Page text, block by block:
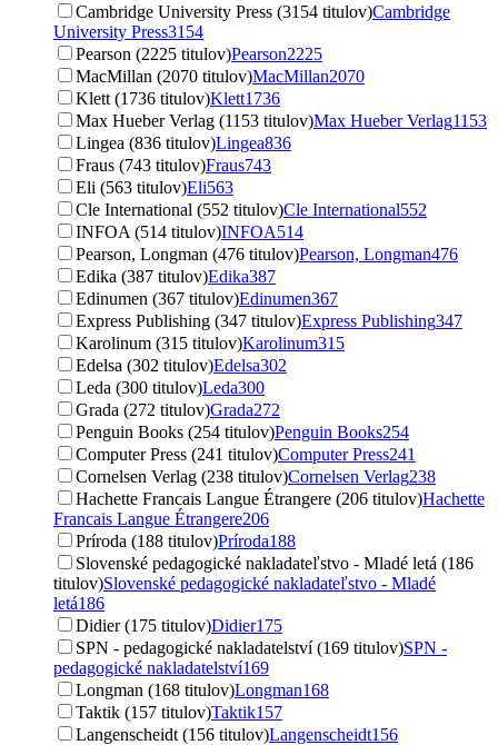
Cambridge University Press (3154 titulov)Cambridge
University Press3154
Pearson (2225 titulov)Pearson2225
MacMillan (2070 titulov)MacMillan2070
Klett (1736 titulov)Klett1736
Max Hueber Verlag (1153 titulov)Max Hueber Verlag1153
Lingea (836 titulov)Lingea836
Fraus (743 titulov)Fraus743
Eli (563 titulov)Eli563
Cle International (552 titulov)Cle International552
INFOA (514 titulov)INFOA514
Pearson, Longman (476 titulov)Pearson, Longman476
Edika (387 titulov)Edika387
Edinumen (367 titulov)Edinumen367
Express Publishing (347 titulov)Express Publishing347
Karolinum (315 titulov)Karolinum315
Edelsa (302 titulov)Edelsa302
Leda (300 titulov)Leda300
Grada (272 titulov)Grada272
Penguin Books (254 titulov)Penguin Books254
Computer Press (241 titulov)Computer Press241
Cornelsen Verlag (238 titulov)Cornelsen Verlag238
Hachette Francais Langue Étrangere (206 titulov)Hachette
Francais Langue Étrangere206
Príroda (188 titulov)Príroda188
Slovenské pedagogické nakladateľstvo - Mladé letá (186
titulov)Slovenské pedagogické nakladateľstvo - Mladé
letá186
Didier (175 titulov)Didier175
SPN - pedagogické nakladatelství (169 titulov)SPN -
pedagogické nakladatelství169
Longman (168 titulov)Longman168
Taktik (157 titulov)Taktik157
Langenscheidt (156 titulov)Langenscheidt156